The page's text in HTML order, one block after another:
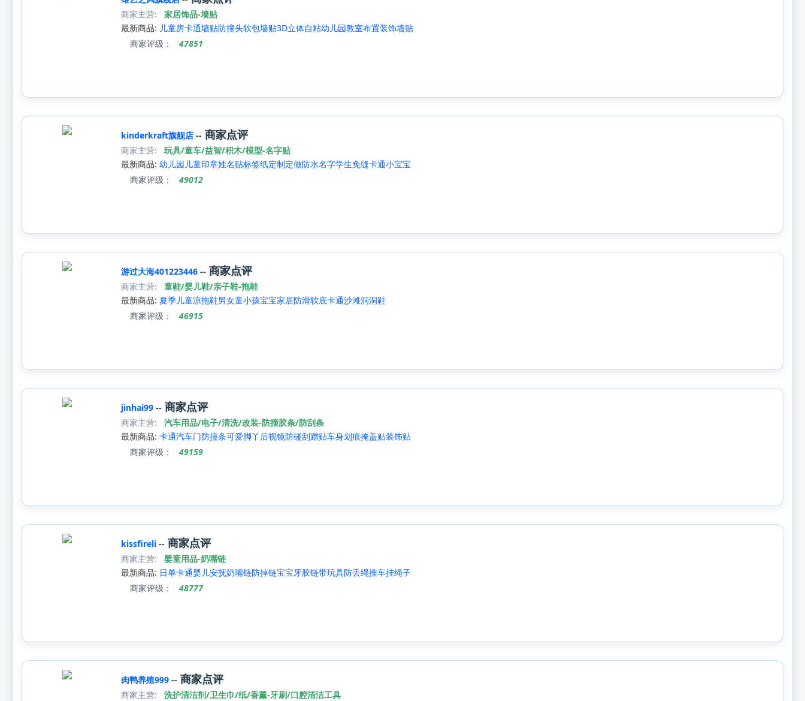
商家主营:
家居饰品-墙贴
最新商品: 儿童房卡通墙贴防撞头软包墙贴3D立体自粘幼儿园教室布置装饰墙贴
商家评级：
47851
kinderkraft旗舰店 -- 商家点评
商家主营:
玩具/童车/益智/积木/模型-名字贴
最新商品: 幼儿园儿童印章姓名贴标签纸定制定做防水名字学生免缝卡通小宝宝
商家评级：
49012
游过大海401223446 -- 商家点评
商家主营:
童鞋/婴儿鞋/亲子鞋-拖鞋
最新商品: 夏季儿童凉拖鞋男女童小孩宝宝家居防滑软底卡通沙滩洞洞鞋
商家评级：
46915
jinhai99 -- 商家点评
商家主营:
汽车用品/电子/清洗/改装-防撞胶条/防刮条
最新商品: 卡通汽车门防撞条可爱脚丫后视镜防碰刮蹭贴车身划痕掩盖贴装饰贴
商家评级：
49159
kissfireli -- 商家点评
商家主营:
婴童用品-奶嘴链
最新商品: 日单卡通婴儿安抚奶嘴链防掉链宝宝牙胶链带玩具防丢绳推车挂绳子
商家评级：
48777
肉鸭养殖999 -- 商家点评
商家主营:
洗护清洁剂/卫生巾/纸/香薰-牙刷/口腔清洁工具